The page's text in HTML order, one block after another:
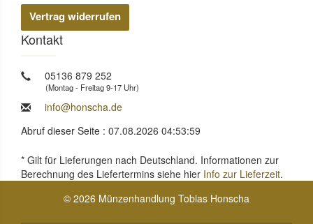
Vertrag widerrufen
Kontakt
05136 879 252
(Montag - Freitag 9-17 Uhr)
info@honscha.de
Abruf dieser Seite : 07.08.2026 04:53:59
* Gilt für Lieferungen nach Deutschland. Informationen zur
Berechnung des Liefertermins siehe hier Info zur Lieferzeit.
© 2026 Münzenhandlung Tobias Honscha